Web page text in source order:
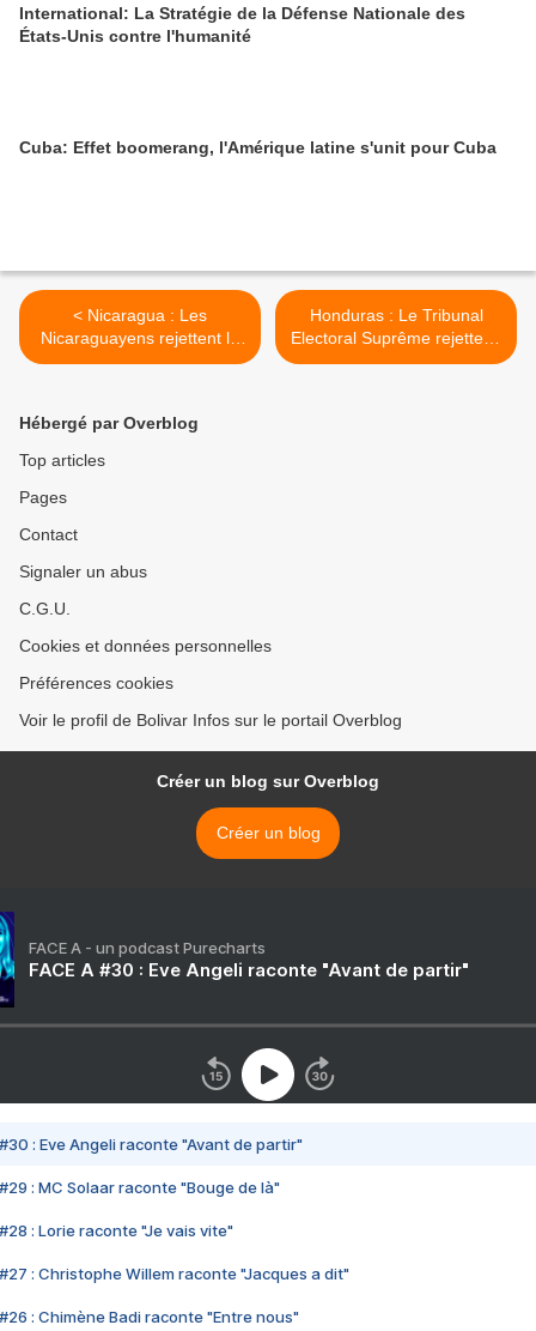
International: La Stratégie de la Défense Nationale des
États-Unis contre l'humanité
Cuba: Effet boomerang, l'Amérique latine s'unit pour Cuba
< Nicaragua : Les
Nicaraguayens rejettent le
projet de loi NICA ACT
Honduras : Le Tribunal
Electoral Suprême rejette le
recours en nullité de la
Hébergé par Overblog
Top articles
Pages
Contact
Signaler un abus
C.G.U.
Cookies et données personnelles
Préférences cookies
Voir le profil de Bolivar Infos sur le portail Overblog
Créer un blog sur Overblog
Créer un blog
FACE A - un podcast Purecharts
FACE A #30 : Eve Angeli raconte "Avant de partir"
#30 : Eve Angeli raconte "Avant de partir"
#29 : MC Solaar raconte "Bouge de là"
#28 : Lorie raconte "Je vais vite"
#27 : Christophe Willem raconte "Jacques a dit"
#26 : Chimène Badi raconte "Entre nous"